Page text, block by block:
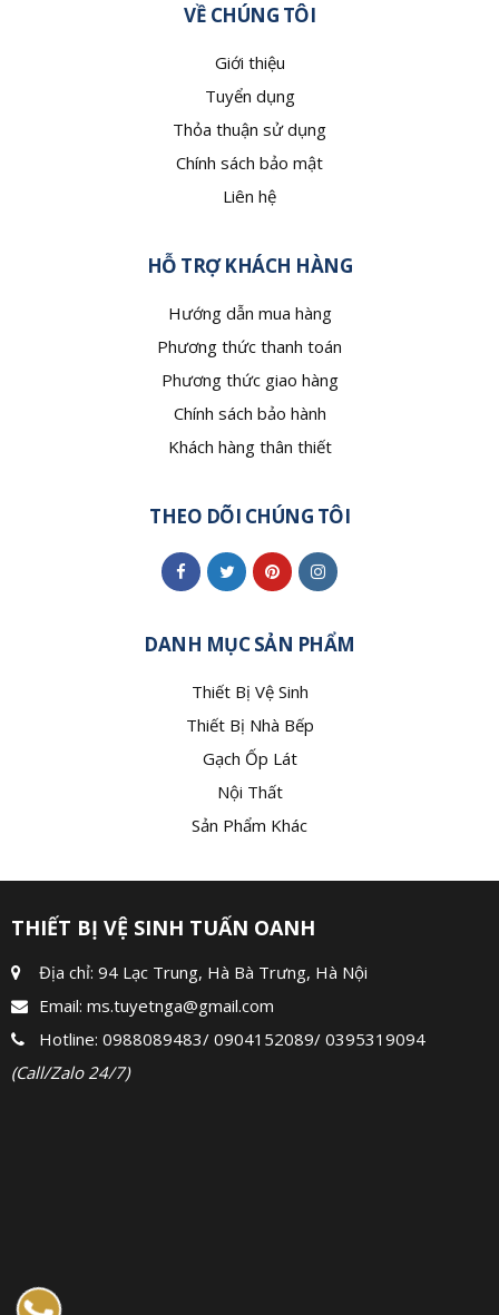
VỀ CHÚNG TÔI
Giới thiệu
Tuyển dụng
Thỏa thuận sử dụng
Chính sách bảo mật
Liên hệ
HỖ TRỢ KHÁCH HÀNG
Hướng dẫn mua hàng
Phương thức thanh toán
Phương thức giao hàng
Chính sách bảo hành
Khách hàng thân thiết
THEO DÕI CHÚNG TÔI
DANH MỤC SẢN PHẨM
Thiết Bị Vệ Sinh
Thiết Bị Nhà Bếp
Gạch Ốp Lát
Nội Thất
Sản Phẩm Khác
THIẾT BỊ VỆ SINH TUẤN OANH
Địa chỉ: 94 Lạc Trung, Hà Bà Trưng, Hà Nội
Email: ms.tuyetnga@gmail.com
Hotline: 0988089483/ 0904152089/ 0395319094
(Call/Zalo 24/7)